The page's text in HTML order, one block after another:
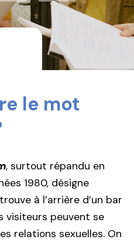
le mot
, surtout répandu en
1980, désigne
à l’arrière d’un bar
visiteurs peuvent se
relations sexuelles. On